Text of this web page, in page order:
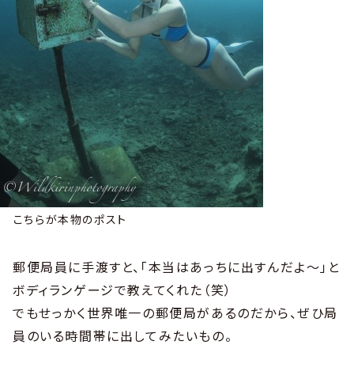
こちらが本物のポスト
郵便局員に手渡すと、「本当はあっちに出すんだよ～」と
ボディランゲージで教えてくれた（笑）
でもせっかく世界唯一の郵便局があるのだから、ぜひ局
員のいる時間帯に出してみたいもの。